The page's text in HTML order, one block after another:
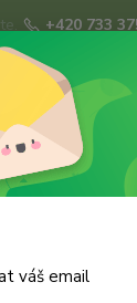
+420 733
váš email